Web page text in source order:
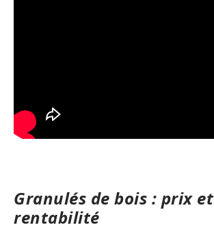
Granulés de bois : prix et
rentabilité